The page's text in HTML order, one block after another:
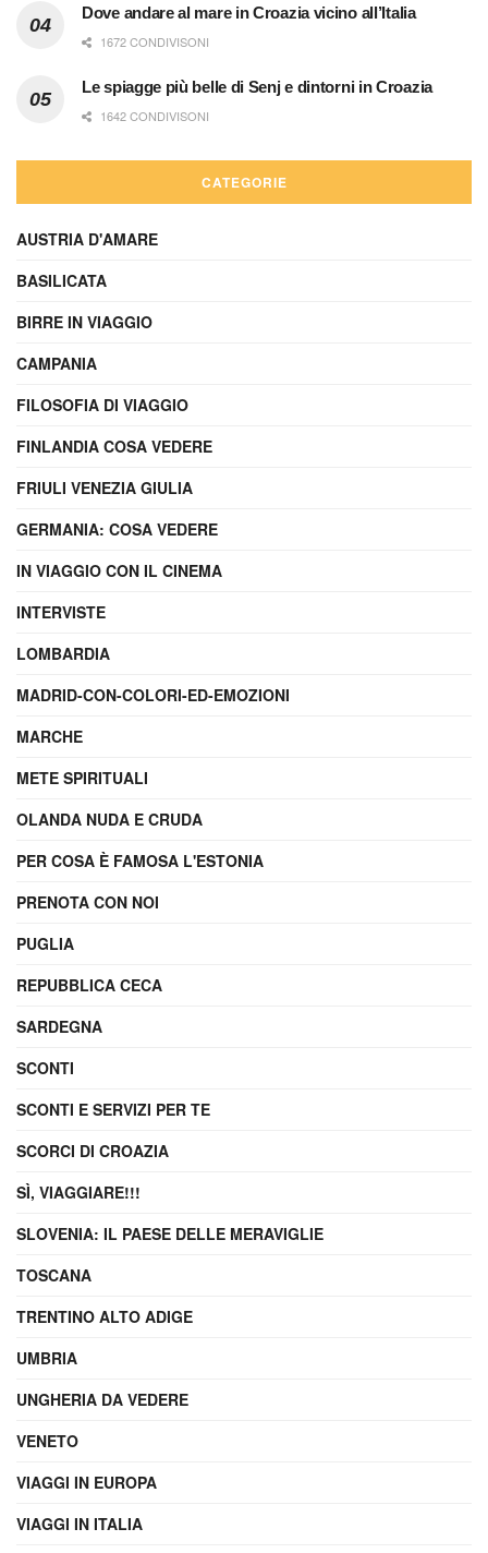
Dove andare al mare in Croazia vicino all’Italia
1672 CONDIVISONI
Le spiagge più belle di Senj e dintorni in Croazia
1642 CONDIVISONI
CATEGORIE
AUSTRIA D'AMARE
BASILICATA
BIRRE IN VIAGGIO
CAMPANIA
FILOSOFIA DI VIAGGIO
FINLANDIA COSA VEDERE
FRIULI VENEZIA GIULIA
GERMANIA: COSA VEDERE
IN VIAGGIO CON IL CINEMA
INTERVISTE
LOMBARDIA
MADRID-CON-COLORI-ED-EMOZIONI
MARCHE
METE SPIRITUALI
OLANDA NUDA E CRUDA
PER COSA È FAMOSA L'ESTONIA
PRENOTA CON NOI
PUGLIA
REPUBBLICA CECA
SARDEGNA
SCONTI
SCONTI E SERVIZI PER TE
SCORCI DI CROAZIA
SÌ, VIAGGIARE!!!
SLOVENIA: IL PAESE DELLE MERAVIGLIE
TOSCANA
TRENTINO ALTO ADIGE
UMBRIA
UNGHERIA DA VEDERE
VENETO
VIAGGI IN EUROPA
VIAGGI IN ITALIA